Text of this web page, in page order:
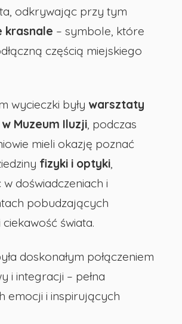
odkrywając przy tym
krasnale – symbole, które
częścią miejskiego
wycieczki były warsztaty
Muzeum Iluzji, podczas
mieli okazję poznać
fizyki i optyki,
doświadczeniach i
pobudzających
świata.
doskonałym połączeniem
i integracji – pełna
emocji i inspirujących